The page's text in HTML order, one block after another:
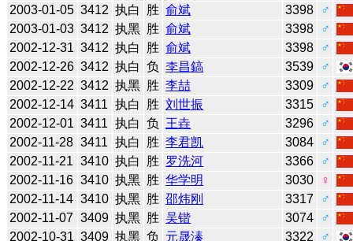
2003-01-05 3412 执白 胜 俞斌 3398
♂
2003-01-03 3412 执黑 胜 俞斌 3398
♂
2002-12-31 3412 执白 胜 俞斌 3398
♂
2002-12-26 3412 执白 负 李昌鎬 3539
♂
2002-12-22 3412 执黑 胜 李喆 3309
♂
2002-12-14 3411 执白 胜 刘世振 3315
♂
2002-12-01 3411 执白 负 王垚 3296
♂
2002-11-28 3411 执白 胜 李君凯 3084
♂
2002-11-21 3410 执白 胜 罗洗河 3366
♂
2002-11-16 3410 执黑 胜 华学明 3030
♀
2002-11-14 3410 执黑 胜 邵炜刚 3317
♂
2002-11-07 3409 执黑 胜 吴锴 3074
♂
2002-10-31 3409 执黑 负 元晟溱 3322 ♂